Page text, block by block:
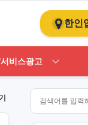
한인
비스광고